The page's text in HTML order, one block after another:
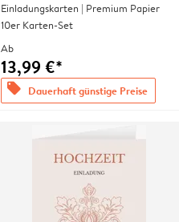
Einladungskarten | Premium Papier
10er Karten-Set
Ab
13,99 €*
offers Dauerhaft günstige Preise